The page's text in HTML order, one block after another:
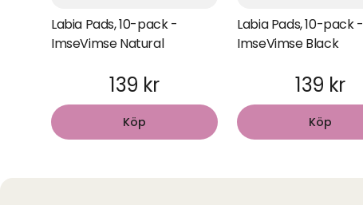
Labia Pads, 10-pack -
ImseVimse Natural
139 kr
Köp
Labia Pads, 10-pack -
ImseVimse Black
139 kr
Köp